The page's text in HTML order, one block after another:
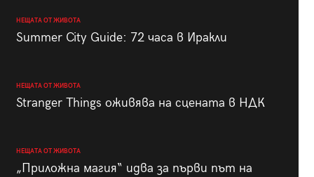
НЕЩАТА ОТ ЖИВОТА
Summer City Guide: 72 часа в Иракли
НЕЩАТА ОТ ЖИВОТА
Stranger Things оживява на сцената в НДК
НЕЩАТА ОТ ЖИВОТА
„Приложна магия“ идва за първи път на